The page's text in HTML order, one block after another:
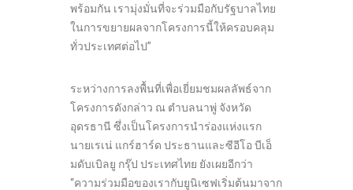
พร้อมกัน เรามุ่งมั่นที่จะร่วมมือกับรัฐบาลไทย
ในการขยายผลจากโครงการนี้ให้ครอบคลุม
ทั่วประเทศต่อไป”
ระหว่างการลงพื้นที่เพื่อเยี่ยมชมผลลัพธ์จาก
โครงการดังกล่าว ณ ตำบลนาพู่ จังหวัด
อุดรธานี ซึ่งเป็นโครงการนำร่องแห่งแรก
นายเรเน่ แกร์ฮาร์ด ประธานและซีอีโอ บีเอ็
มดับเบิลยู กรุ๊ป ประเทศไทย ยังเผยอีกว่า
“ความร่วมมือของเรากับยูนิเซฟเริ่มต้นมาจาก